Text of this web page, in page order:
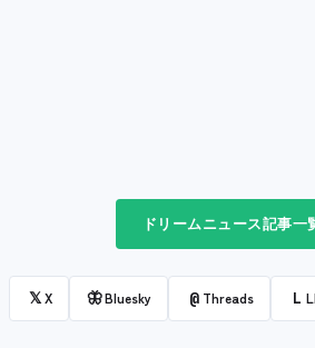
ドリームニュース記事
𝕏X 🦋Bluesky @ Threads L